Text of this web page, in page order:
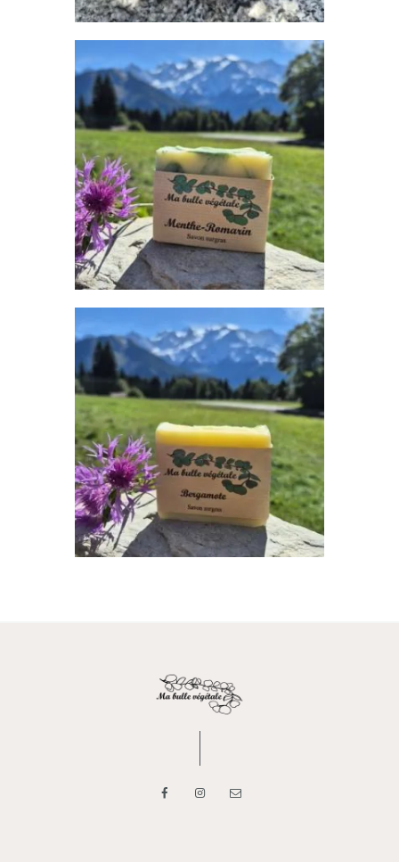
MENTHE-ROMARIN
Savon
7,00 €
AJOUTER AU PANIER
BERGAMOTE
Savon
7,00 €
AJOUTER AU PANIER